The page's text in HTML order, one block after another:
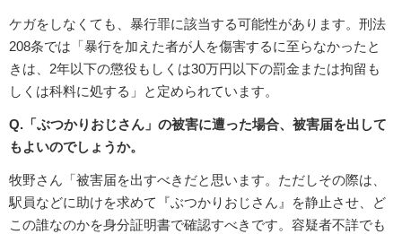
ケガをしなくても、暴行罪に該当する可能性があります。刑法
208条では「暴行を加えた者が人を傷害するに至らなかったと
きは、2年以下の懲役もしくは30万円以下の罰金または拘留も
しくは科料に処する」と定められています。
Q.「ぶつかりおじさん」の被害に遭った場合、被害届を出して
もよいのでしょうか。
牧野さん「被害届を出すべきだと思います。ただしその際は、
駅員などに助けを求めて『ぶつかりおじさん』を静止させ、ど
この誰なのかを身分証明書で確認すべきです。容疑者不詳でも